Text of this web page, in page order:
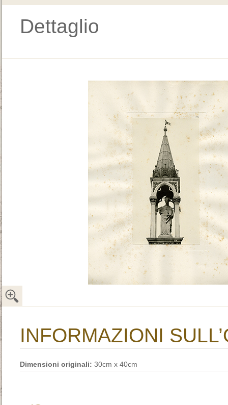
Dettaglio
INFORMAZIONI
Dimensioni originali: 30cm x 40cm